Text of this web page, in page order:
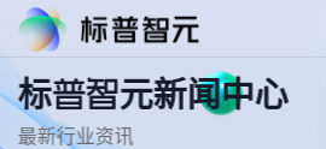
标普智元新闻中心
最新行业资讯